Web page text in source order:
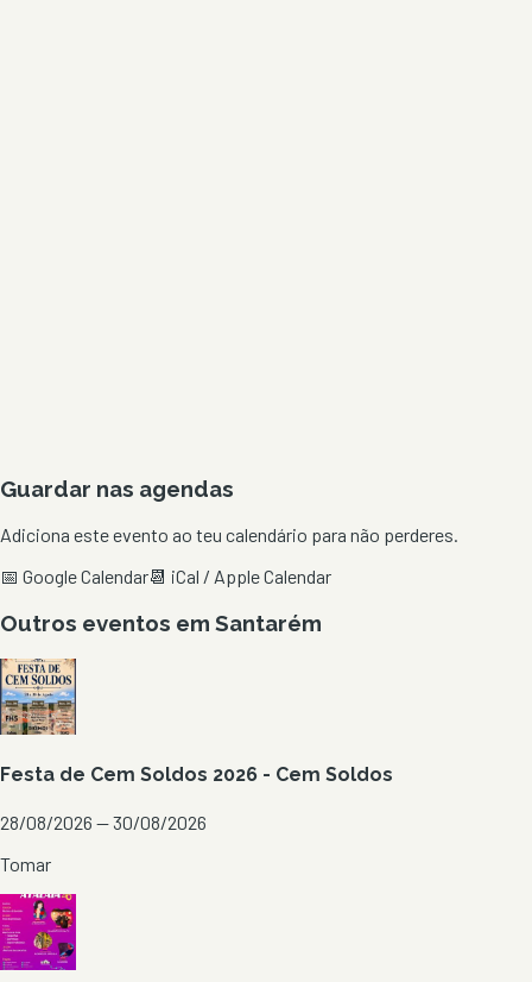
Guardar nas agendas
Adiciona este evento ao teu calendário para não perderes.
📅 Google Calendar📆 iCal / Apple Calendar
Outros eventos em Santarém
Festa de Cem Soldos 2026 - Cem Soldos
28/08/2026 — 30/08/2026
Tomar